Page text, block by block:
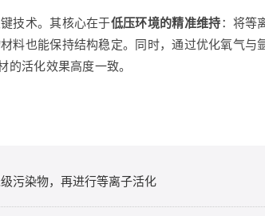
技术。其核心在于低压环境的精准维持：将等
料也能保持结构稳定。同时，通过优化氧气
的活化效果高度一致。
污染物，再进行等离子活化